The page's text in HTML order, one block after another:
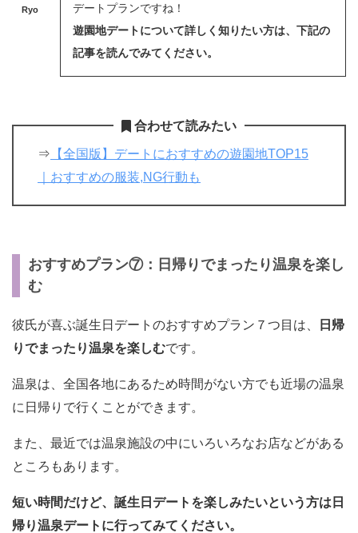
Ryo
デートプランですね！
遊園地デートについて詳しく知りたい方は、下記の
記事を読んでみてください。
合わせて読みたい
⇒ 【全国版】デートにおすすめの遊園地TOP15
｜おすすめの服装,NG行動も
おすすめプラン⑦：日帰りでまったり温泉を楽し
む
彼氏が喜ぶ誕生日デートのおすすめプラン７つ目は、
日帰
りでまったり温泉を楽しむです。
温泉は、全国各地にあるため時間がない方でも近場の温泉
に日帰りで行くことができます。
また、最近では温泉施設の中にいろいろなお店などがある
ところもあります。
短い時間だけど、誕生日デートを楽しみたいという方は日
帰り温泉デートに行ってみてください。